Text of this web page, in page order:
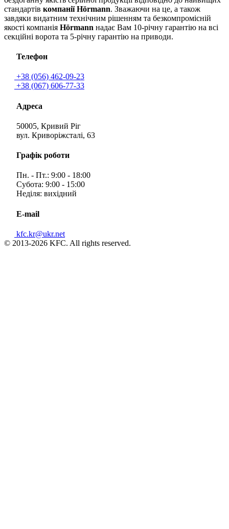
стандартів компанії Hörmann. Зважаючи на це, а також
завдяки видатним технічним рішенням та безкомпромісній
якості компанія Hörmann надає Вам 10-річну гарантію на всі
секційні ворота та 5-річну гарантію на приводи.
Телефон
+38 (056) 462-09-23
+38 (067) 606-77-33
Адреса
50005, Кривий Ріг
вул. Криворіжсталі, 63
Графік роботи
Пн. - Пт.: 9:00 - 18:00
Субота: 9:00 - 15:00
Неділя: вихідний
E-mail
kfc.kr@ukr.net
© 2013-2026 KFC. All rights reserved.